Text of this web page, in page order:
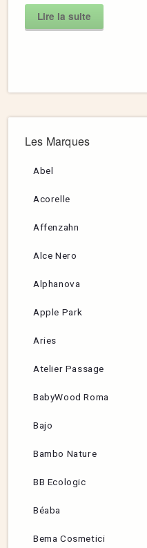
Lire la suite
Les Marques
Abel
Acorelle
Affenzahn
Alce Nero
Alphanova
Apple Park
Aries
Atelier Passage
BabyWood Roma
Bajo
Bambo Nature
BB Ecologic
Béaba
Bema Cosmetici